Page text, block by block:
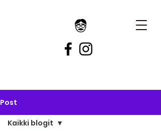
Post
Kaikki blogit